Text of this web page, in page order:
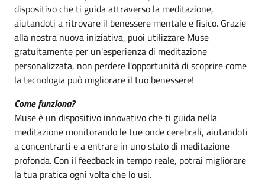
dispositivo che ti guida attraverso la meditazione,
aiutandoti a ritrovare il benessere mentale e fisico. Grazie
alla nostra nuova iniziativa, puoi utilizzare Muse
gratuitamente per un'esperienza di meditazione
personalizzata, non perdere l'opportunità di scoprire come
la tecnologia può migliorare il tuo benessere!
Come funziona?
Muse è un dispositivo innovativo che ti guida nella
meditazione monitorando le tue onde cerebrali, aiutandoti
a concentrarti e a entrare in uno stato di meditazione
profonda. Con il feedback in tempo reale, potrai migliorare
la tua pratica ogni volta che lo usi.